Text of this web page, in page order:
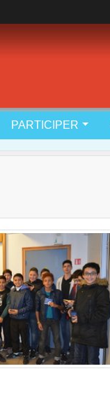
PARTICIPER